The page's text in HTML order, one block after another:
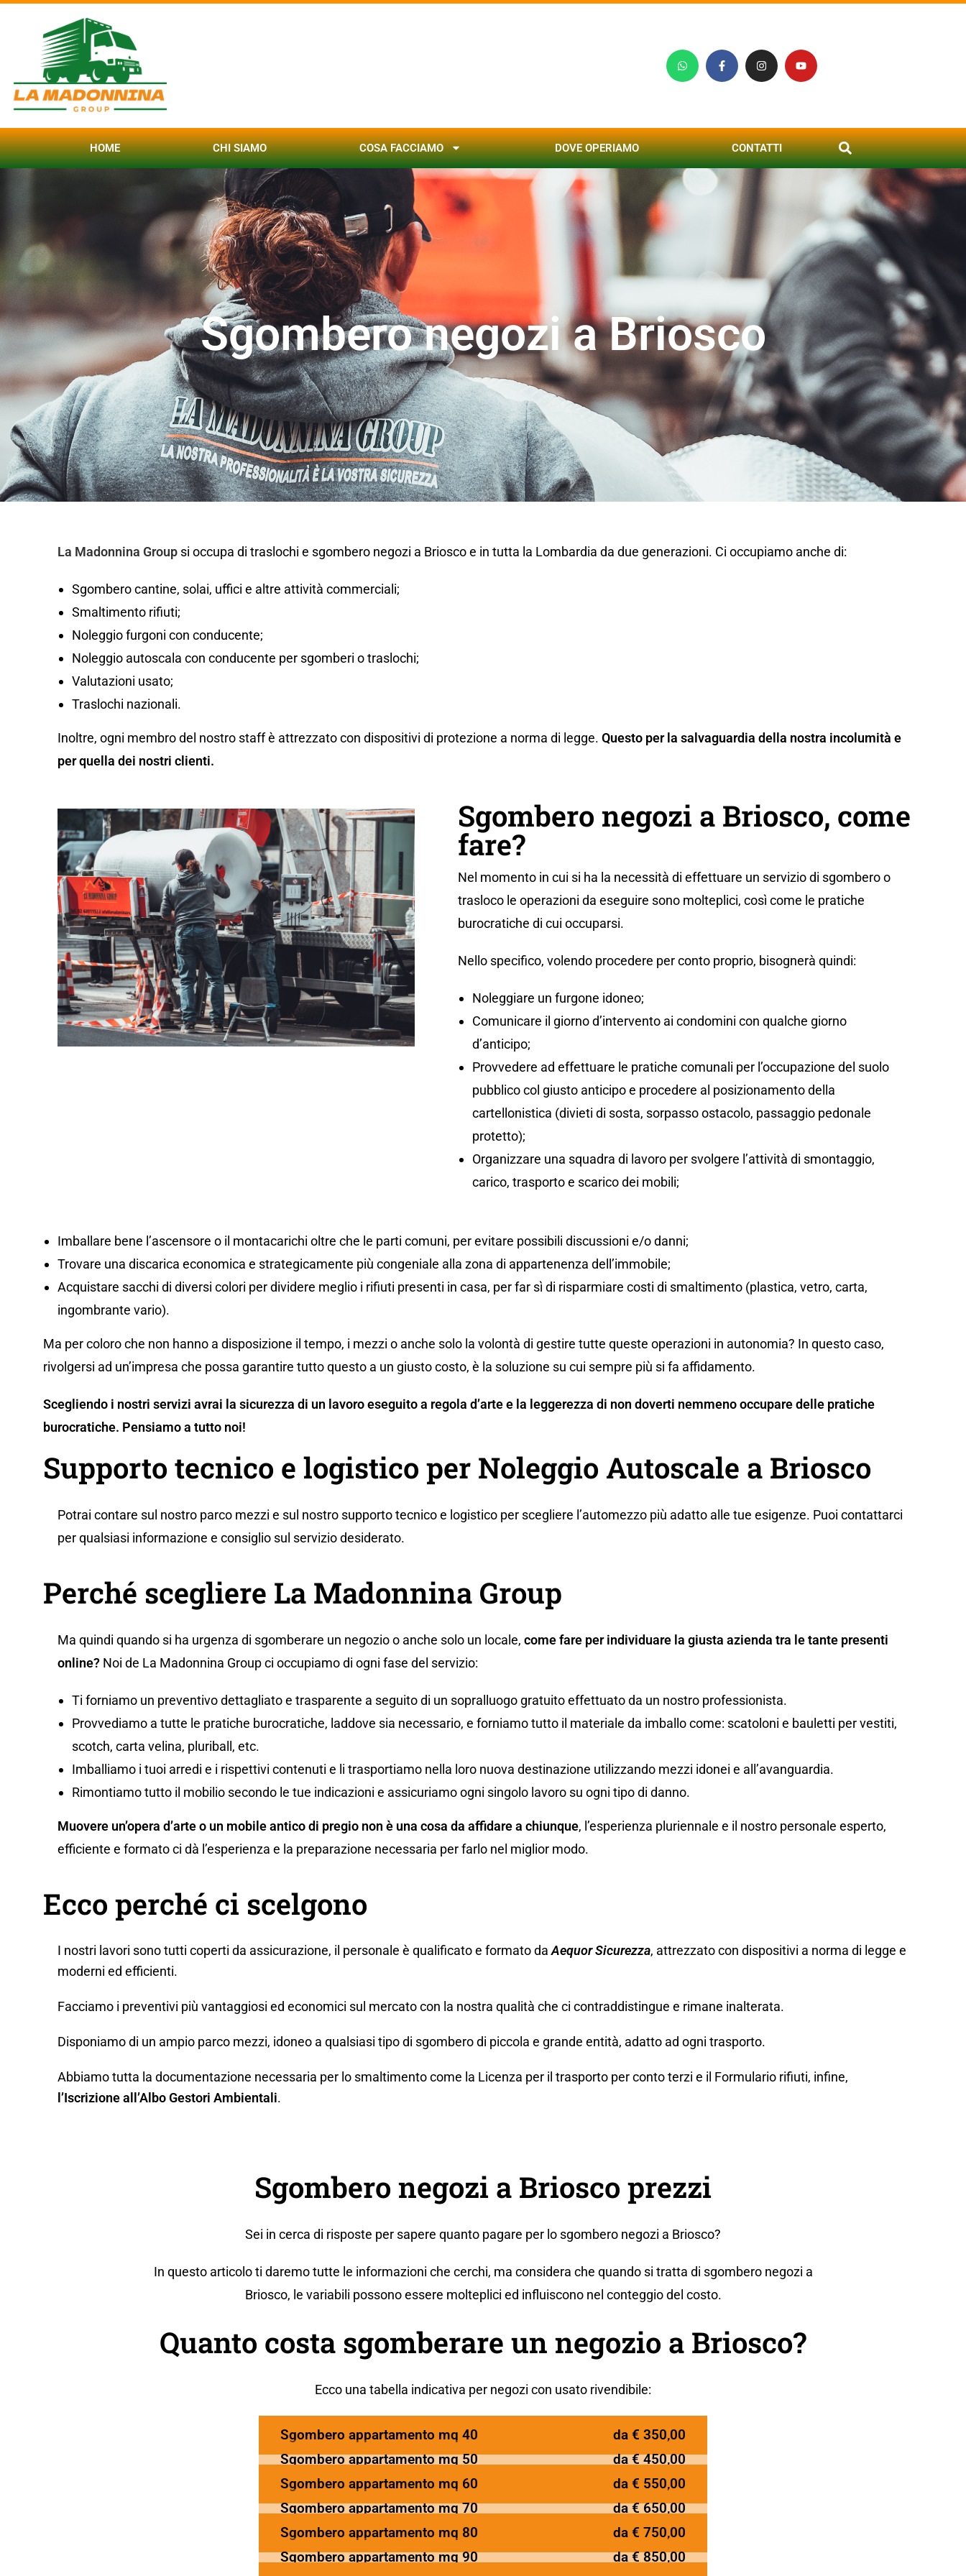
HOME CHI SIAMO COSA FACCIAMO DOVE OPERIAMO CONTATTI
Sgombero negozi a Briosco
La Madonnina Group si occupa di traslochi e sgombero negozi a Briosco e in tutta la Lombardia da due generazioni. Ci occupiamo anche di:
Sgombero cantine, solai, uffici e altre attività commerciali;
Smaltimento rifiuti;
Noleggio furgoni con conducente;
Noleggio autoscala con conducente per sgomberi o traslochi;
Valutazioni usato;
Traslochi nazionali.
Inoltre, ogni membro del nostro staff è attrezzato con dispositivi di protezione a norma di legge. Questo per la salvaguardia della nostra incolumità e
per quella dei nostri clienti.
Sgombero negozi a Briosco, come
fare?
Nel momento in cui si ha la necessità di effettuare un servizio di sgombero o
trasloco le operazioni da eseguire sono molteplici, così come le pratiche
burocratiche di cui occuparsi.
Nello specifico, volendo procedere per conto proprio, bisognerà quindi:
Noleggiare un furgone idoneo;
Comunicare il giorno d’intervento ai condomini con qualche giorno
d’anticipo;
Provvedere ad effettuare le pratiche comunali per l’occupazione del suolo
pubblico col giusto anticipo e procedere al posizionamento della
cartellonistica (divieti di sosta, sorpasso ostacolo, passaggio pedonale
protetto);
Organizzare una squadra di lavoro per svolgere l’attività di smontaggio,
carico, trasporto e scarico dei mobili;
Imballare bene l’ascensore o il montacarichi oltre che le parti comuni, per evitare possibili discussioni e/o danni;
Trovare una discarica economica e strategicamente più congeniale alla zona di appartenenza dell’immobile;
Acquistare sacchi di diversi colori per dividere meglio i rifiuti presenti in casa, per far sì di risparmiare costi di smaltimento (plastica, vetro, carta,
ingombrante vario).
Ma per coloro che non hanno a disposizione il tempo, i mezzi o anche solo la volontà di gestire tutte queste operazioni in autonomia? In questo caso,
rivolgersi ad un’impresa che possa garantire tutto questo a un giusto costo, è la soluzione su cui sempre più si fa affidamento.
Scegliendo i nostri servizi avrai la sicurezza di un lavoro eseguito a regola d’arte e la leggerezza di non doverti nemmeno occupare delle pratiche
burocratiche. Pensiamo a tutto noi!
Supporto tecnico e logistico per Noleggio Autoscale a Briosco
Potrai contare sul nostro parco mezzi e sul nostro supporto tecnico e logistico per scegliere l’automezzo più adatto alle tue esigenze. Puoi contattarci
per qualsiasi informazione e consiglio sul servizio desiderato.
Perché scegliere La Madonnina Group
Ma quindi quando si ha urgenza di sgomberare un negozio o anche solo un locale, come fare per individuare la giusta azienda tra le tante presenti
online? Noi de La Madonnina Group ci occupiamo di ogni fase del servizio:
Ti forniamo un preventivo dettagliato e trasparente a seguito di un sopralluogo gratuito effettuato da un nostro professionista.
Provvediamo a tutte le pratiche burocratiche, laddove sia necessario, e forniamo tutto il materiale da imballo come: scatoloni e bauletti per vestiti,
scotch, carta velina, pluriball, etc.
Imballiamo i tuoi arredi e i rispettivi contenuti e li trasportiamo nella loro nuova destinazione utilizzando mezzi idonei e all’avanguardia.
Rimontiamo tutto il mobilio secondo le tue indicazioni e assicuriamo ogni singolo lavoro su ogni tipo di danno.
Muovere un’opera d’arte o un mobile antico di pregio non è una cosa da affidare a chiunque, l’esperienza pluriennale e il nostro personale esperto,
efficiente e formato ci dà l’esperienza e la preparazione necessaria per farlo nel miglior modo.
Ecco perché ci scelgono
I nostri lavori sono tutti coperti da assicurazione, il personale è qualificato e formato daAequor Sicurezza, attrezzato con dispositivi a norma di legge e
moderni ed efficienti.
Facciamo i preventivi più vantaggiosi ed economici sul mercato con la nostra qualità che ci contraddistingue e rimane inalterata.
Disponiamo di un ampio parco mezzi, idoneo a qualsiasi tipo di sgombero di piccola e grande entità, adatto ad ogni trasporto.
Abbiamo tutta la documentazione necessaria per lo smaltimento come la Licenza per il trasporto per conto terzi e il Formulario rifiuti, infine,
l’Iscrizione all’Albo Gestori Ambientali.
Sgombero negozi a Briosco prezzi
Sei in cerca di risposte per sapere quanto pagare per lo sgombero negozi a Briosco?
In questo articolo ti daremo tutte le informazioni che cerchi, ma considera che quando si tratta di sgombero negozi a
Briosco, le variabili possono essere molteplici ed influiscono nel conteggio del costo.
Quanto costa sgomberare un negozio a Briosco?
Ecco una tabella indicativa per negozi con usato rivendibile:
Sgombero appartamento mq 40
da € 350,00
Sgombero appartamento mq 50
da € 450,00
Sgombero appartamento mq 60
da € 550,00
Sgombero appartamento mq 70
da € 650,00
Sgombero appartamento mq 80
da € 750,00
Sgombero appartamento mq 90
da € 850,00